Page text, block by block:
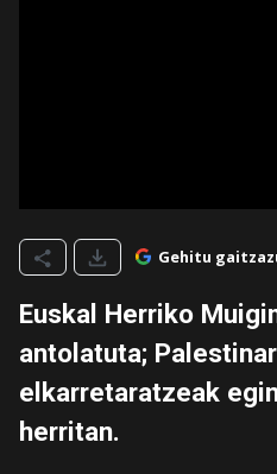
Gehitu
Euskal Herriko
antolatuta;
elkarretaratzeak
herritan.